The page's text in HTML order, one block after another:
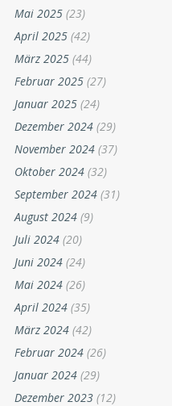
Mai 2025 (23)
April 2025 (42)
März 2025 (44)
Februar 2025 (27)
Januar 2025 (24)
Dezember 2024 (29)
November 2024 (37)
Oktober 2024 (32)
September 2024 (31)
August 2024 (9)
Juli 2024 (20)
Juni 2024 (24)
Mai 2024 (26)
April 2024 (35)
März 2024 (42)
Februar 2024 (26)
Januar 2024 (29)
Dezember 2023 (12)